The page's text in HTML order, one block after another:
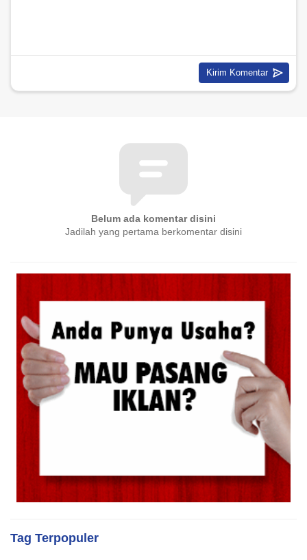
Belum ada komentar disini
Jadilah yang pertama berkomentar disini
Tag Terpopuler